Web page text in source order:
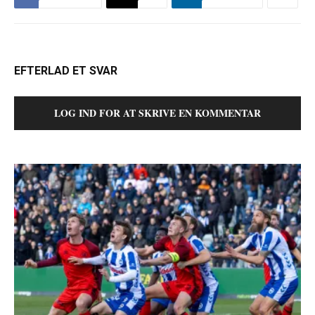
EFTERLAD ET SVAR
LOG IND FOR AT SKRIVE EN KOMMENTAR